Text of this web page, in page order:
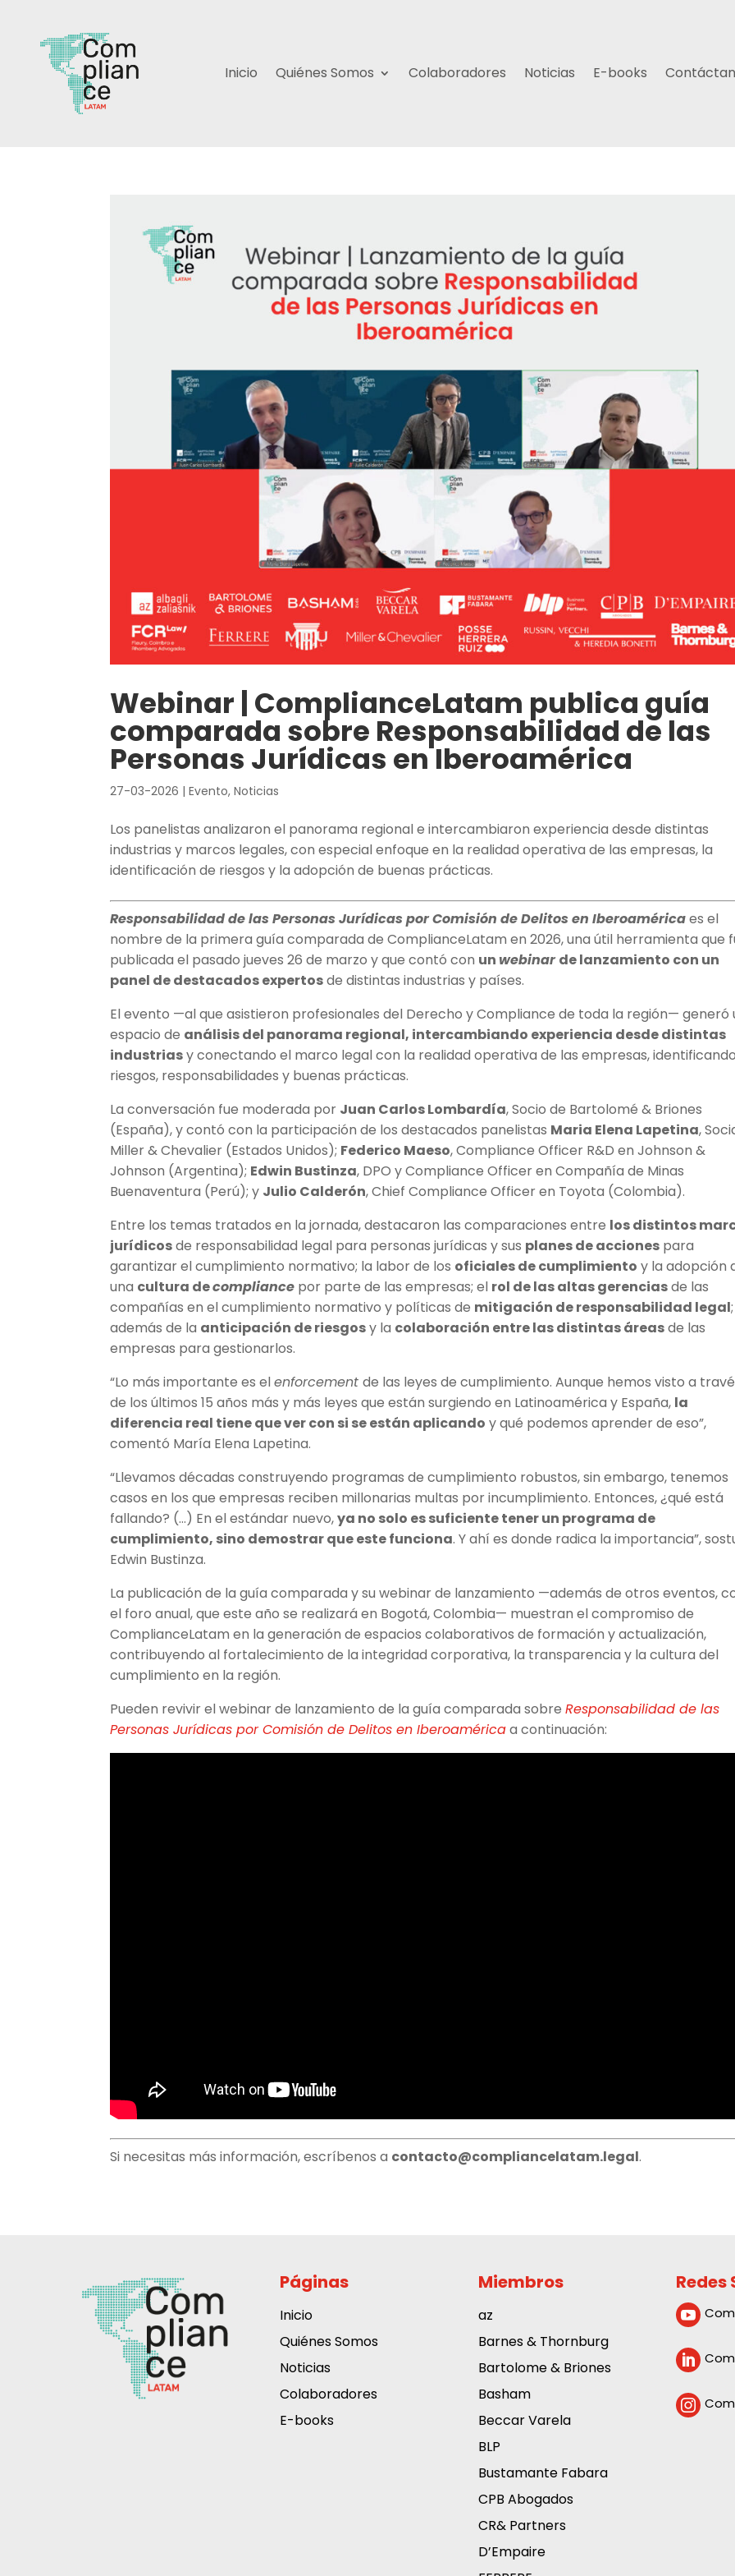
Inicio Quiénes Somos Colaboradores Noticias E-books
Webinar | ComplianceLatam publica guía
comparada sobre Responsabilidad de las
Personas Jurídicas en Iberoamérica
27-03-2026 |Evento,Noticias
Los panelistas analizaron el panorama regional e intercambiaron experiencia desde distintas
industrias y marcos legales, con especial enfoque en la realidad operativa de las empresas, la
identificación de riesgos y la adopción de buenas prácticas.
Responsabilidad de las Personas Jurídicas por Comisión de Delitos en Iberoaméricaes el
nombre de la primera guía comparada de ComplianceLatam en 2026, una útil herramienta que
publicada el pasado jueves 26 de marzo y que contó con un webinarde lanzamiento con un
panel de destacados expertosde distintas industrias y países.
El evento —al que asistieron profesionales del Derecho y Compliance de toda la región— generó
espacio de análisis del panorama regional, intercambiando experiencia desde distintas
industriasy conectando el marco legal con la realidad operativa de las empresas, identificando
riesgos, responsabilidades y buenas prácticas.
La conversación fue moderada por Juan Carlos Lombardía, Socio de Bartolomé & Briones
(España), y contó con la participación de los destacados panelistas Maria Elena Lapetina,
Miller & Chevalier (Estados Unidos); Federico Maeso, Compliance Officer R&D en Johnson &
Johnson (Argentina); Edwin Bustinza, DPO y Compliance Officer en Compañía de Minas
Buenaventura (Perú); y Julio Calderón, Chief Compliance Officer en Toyota (Colombia).
Entre los temas tratados en la jornada, destacaron las comparaciones entre los distintos
jurídicosde responsabilidad legal para personas jurídicas y sus planes de acciones para
garantizar el cumplimiento normativo; la labor de los oficiales de cumplimiento y la adopción
una cultura decompliance por parte de las empresas; el rol de las altas gerenciasde las
compañías en el cumplimiento normativo y políticas de mitigación de responsabilidad legal;
además de la anticipación de riesgosy la colaboración entre las distintas áreasde las
empresas para gestionarlos.
“Lo más importante es elenforcementde las leyes de cumplimiento. Aunque hemos visto a
de los últimos 15 años más y más leyes que están surgiendo en Latinoamérica y España, la
diferencia real tiene que ver con si se están aplicando y qué podemos aprender de eso”,
comentó María Elena Lapetina.
“Llevamos décadas construyendo programas de cumplimiento robustos, sin embargo, tenemos
casos en los que empresas reciben millonarias multas por incumplimiento. Entonces, ¿qué está
fallando? (…) En el estándar nuevo,ya no solo es suficiente tener un programa de
cumplimiento, sino demostrar que este funciona. Y ahí es donde radica la importancia”,
Edwin Bustinza.
La publicación de la guía comparada y su webinar de lanzamiento —además de otros eventos,
el foro anual, que este año se realizará en Bogotá, Colombia— muestran el compromiso de
ComplianceLatam en la generación de espacios colaborativos de formación y actualización,
contribuyendo al fortalecimiento de la integridad corporativa, la transparencia y la cultura del
cumplimiento en la región.
Pueden revivir el webinar de lanzamiento de la guía comparada sobreResponsabilidad de las
Personas Jurídicas por Comisión de Delitos en Iberoaméricaa continuación:
Si necesitas más información, escríbenos a contacto@compliancelatam.legal.
Páginas
Inicio
Quiénes Somos
Noticias
Colaboradores
E-books
Miembros
az
Barnes & Thornburg
Bartolome & Briones
Basham
Beccar Varela
BLP
Bustamante Fabara
CPB Abogados
CR& Partners
D’Empaire
Redes


